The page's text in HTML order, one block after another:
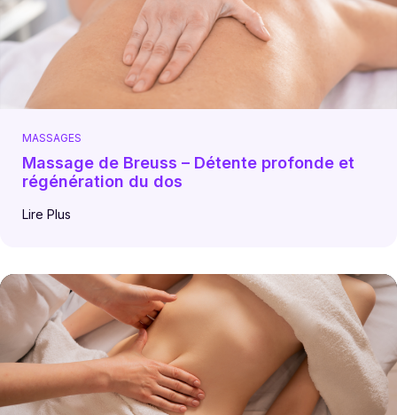
MASSAGES
Massage de Breuss – Détente profonde et
régénération du dos
Lire Plus